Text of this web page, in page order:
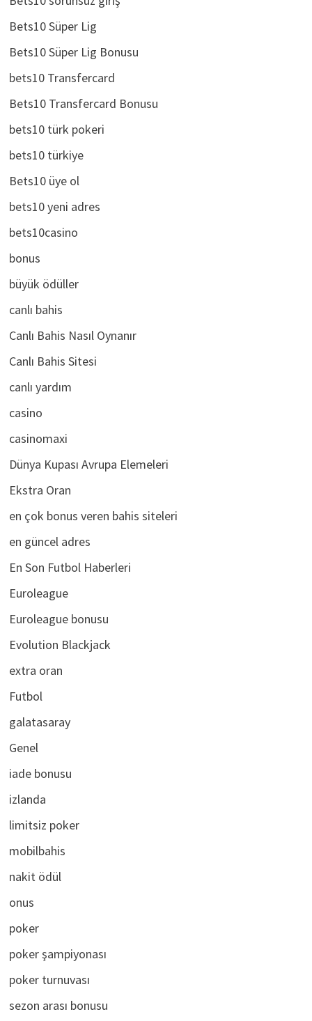
Bets10 sorunsuz giriş
Bets10 Süper Lig
Bets10 Süper Lig Bonusu
bets10 Transfercard
Bets10 Transfercard Bonusu
bets10 türk pokeri
bets10 türkiye
Bets10 üye ol
bets10 yeni adres
bets10casino
bonus
büyük ödüller
canlı bahis
Canlı Bahis Nasıl Oynanır
Canlı Bahis Sitesi
canlı yardım
casino
casinomaxi
Dünya Kupası Avrupa Elemeleri
Ekstra Oran
en çok bonus veren bahis siteleri
en güncel adres
En Son Futbol Haberleri
Euroleague
Euroleague bonusu
Evolution Blackjack
extra oran
Futbol
galatasaray
Genel
iade bonusu
izlanda
limitsiz poker
mobilbahis
nakit ödül
onus
poker
poker şampiyonası
poker turnuvası
sezon arası bonusu